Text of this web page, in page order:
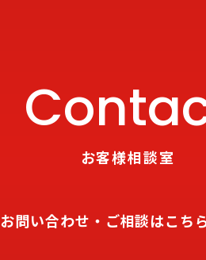
お客様相談室
お問い合わせ・ご相談はこち